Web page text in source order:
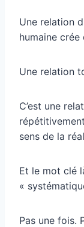
Une relation
humaine crée
Une relation
C’est une
sens de la
Et le mot clé
«
Pas une fois.